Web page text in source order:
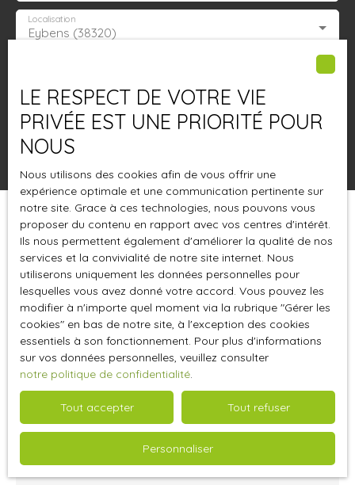
Estimation
Eybens (38320)
Localisation
Surface min (m²)
Pertinence
Trier par Créer une alerte
LE RESPECT DE VOTRE VIE
PRIVÉE EST UNE PRIORITÉ POUR
NOUS
Nous utilisons des cookies afin de vous offrir une
expérience optimale et une communication pertinente sur
notre site. Grace à ces technologies, nous pouvons vous
proposer du contenu en rapport avec vos centres d'intérêt.
Ils nous permettent également d'améliorer la qualité de nos
services et la convivialité de notre site internet. Nous
utiliserons uniquement les données personnelles pour
lesquelles vous avez donné votre accord. Vous pouvez les
modifier à n'importe quel moment via la rubrique ″Gérer les
cookies″ en bas de notre site, à l'exception des cookies
essentiels à son fonctionnement. Pour plus d'informations
sur vos données personnelles, veuillez consulter
notre politique de confidentialité.
Tout accepter Tout refuser
Personnaliser